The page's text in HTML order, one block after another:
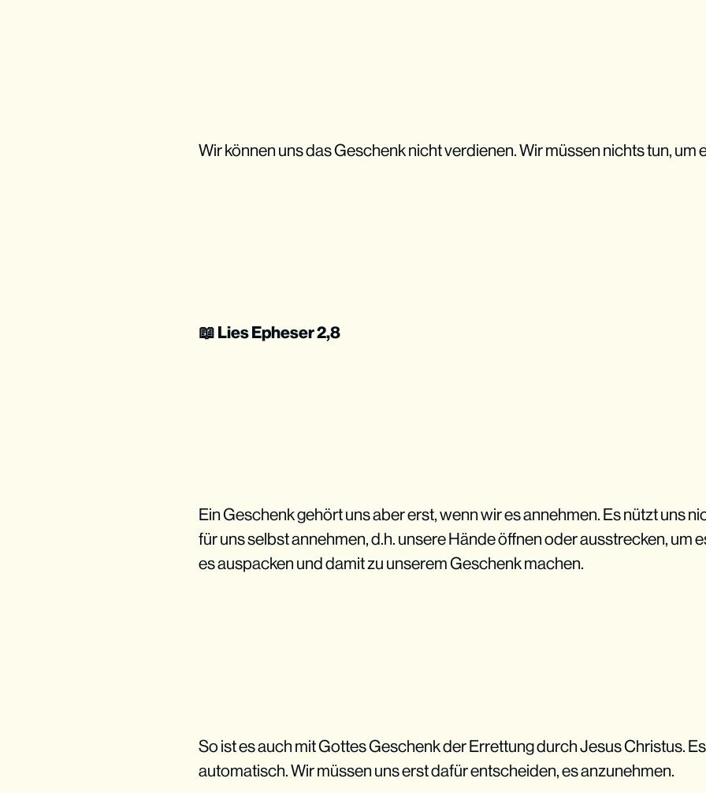
Wir können uns das Geschenk nicht verdienen. Wir müssen nichts tun, um
📖 Lies Epheser 2,8
Ein Geschenk gehört uns aber erst, wenn wir es annehmen. Es nützt uns
für uns selbst annehmen, d.h. unsere Hände öffnen oder ausstrecken, um
es auspacken und damit zu unserem Geschenk machen.
So ist es auch mit Gottes Geschenk der Errettung durch Jesus Christus.
automatisch. Wir müssen uns erst dafür entscheiden, es anzunehmen.